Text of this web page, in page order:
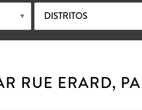
DISTRITOS
RUE ERARD,